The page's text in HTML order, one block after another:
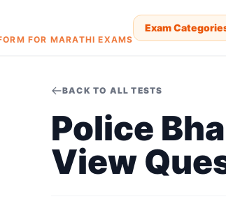
FOR MARATHI EXAMS
Exam
BACK TO ALL TESTS
Police
View